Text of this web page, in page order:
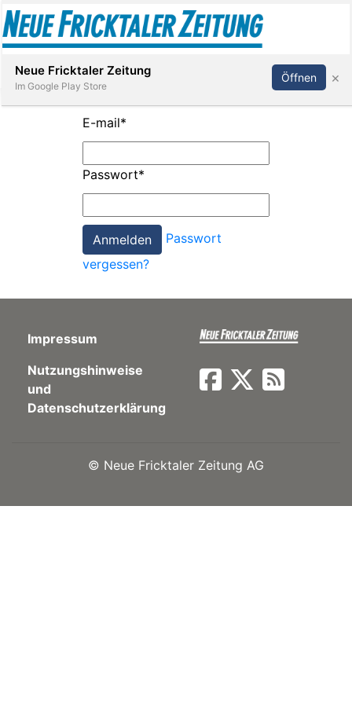
Paper
App
Abonnieren Anmelden
E-mail*
Passwort*
Passwort
vergessen?
Impressum
Nutzungshinweise
und
Datenschutzerklärung
© Neue Fricktaler Zeitung AG
Neue Fricktaler Zeitung
Im Google Play Store
Öffnen ×